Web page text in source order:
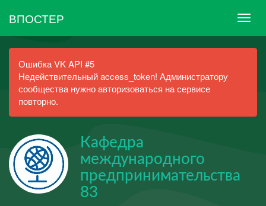
ВПОСТЕР
Ошибка VK API #5
Недействительный access_token! Администратору
сообщества нужно авторизоваться на сервисе
повторно.
Кафедра
международного
предпринимательства
83